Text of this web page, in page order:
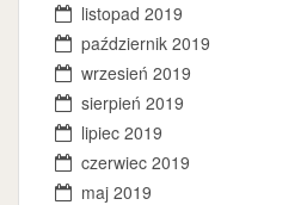
listopad 2019
październik 2019
wrzesień 2019
sierpień 2019
lipiec 2019
czerwiec 2019
maj 2019